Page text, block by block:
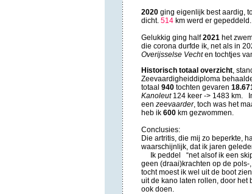
2020 ging eigenlijk best aardig,
dicht. 514 km werd er gepeddeld.
Gelukkig ging half2021 het
die corona durfde ik, net als in
Overijsselse Vechten tochtjes
Historisch totaal overzicht,
Zeevaardigheiddiploma
totaal 940 tochten gevaren
Kanoleut124 keer -> 1483 km.
een zeevaarder, toch was het
heb ik 600 km gezwommen.
Conclusies:
Die artritis, die mij zo beperkte,
waarschijnlijk, dat ik jaren
Ik peddel “net alsof ik een
geen (draai)krachten op de
tocht moest ik wel uit de boot
uit de kano laten rollen, door
ook doen.